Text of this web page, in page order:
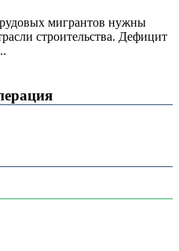
мигрантов нужны
строительства. Дефицит